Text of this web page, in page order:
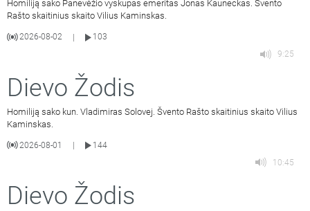
Homiliją sako Panevėžio vyskupas emeritas Jonas Kauneckas. Švento
Rašto skaitinius skaito Vilius Kaminskas.
2026-08-02
103
9:25
Dievo Žodis
Homiliją sako kun. Vladimiras Solovej. Švento Rašto skaitinius skaito Vilius
Kaminskas.
2026-08-01
144
10:45
Dievo Žodis